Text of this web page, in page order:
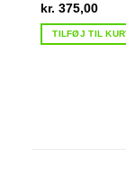
kr. 375,00
TILFØJ TIL